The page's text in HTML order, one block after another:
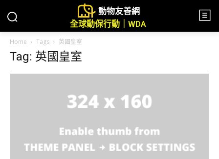
動物友善網
全球動保行動｜WDA
Home Tags 英國皇室
Tag: 英國皇室